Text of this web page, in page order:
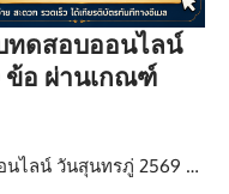
ทดสอบออนไลน์
ข้อ ผ่านเกณฑ์
ไลน์ วันสุนทรภู่ 2569 …